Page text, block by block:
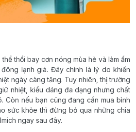
thổi bay cơn nóng mùa hè và làm ấm
lạnh giá. Đây chính là lý do khiến
ngày càng tăng. Tuy nhiên, thị trường
nhiệt, kiểu dáng đa dạng nhưng chất
Còn nếu bạn cũng đang cần mua bình
sức khỏe thì đừng bỏ qua những chia
ngay sau đây.